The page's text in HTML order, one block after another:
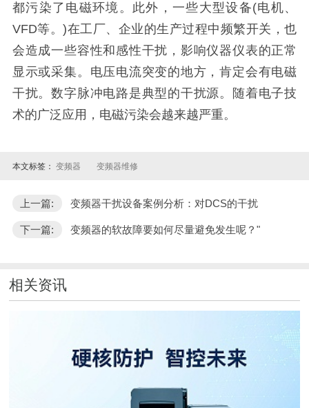
都污染了电磁环境。此外，一些大型设备(电机、
VFD等。)在工厂、企业的生产过程中频繁开关，也
会造成一些容性和感性干扰，影响仪器仪表的正常
显示或采集。电压电流突变的地方，肯定会有电磁
干扰。数字脉冲电路是典型的干扰源。随着电子技
术的广泛应用，电磁污染会越来越严重。
本文标签： 变频器 变频器维修
上一篇: 变频器干扰设备案例分析：对DCS的干扰
下一篇: 变频器的软故障要如何尽量避免发生呢？"
相关资讯